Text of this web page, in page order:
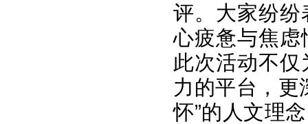
评。大家纷
心疲惫与焦
此次活动不
力的平台，更
怀”的人文理